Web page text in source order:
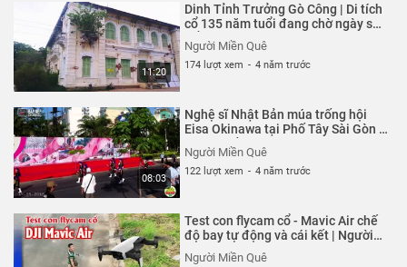
Không được sao chép, Reup dưới mọi hình thức
******
Cám ơn các bạn đã xem video - Thanks for watching!
******
khám phá thế giới khám phá thế giới vtv2 thien nhien
hoang da
Thể loại :REVIEW - TRẢI NGHIỆM
11:20
Dinh Tỉnh Trưởng Gò Công | Di tích
cổ 135 năm tuổi đang chờ ngày sụp
đổ | Người Miền Quê
Người Miền Quê
174 lượt xem - 4 năm trước
08:03
Nghệ sĩ Nhật Bản múa trống hội
Eisa Okinawa tại Phố Tây Sài Gòn |
Người Miền Quê
Người Miền Quê
122 lượt xem - 4 năm trước
Test con flycam cổ - Mavic Air chế
độ bay tự động và cái kết | Người
Miền Quê
Người Miền Quê